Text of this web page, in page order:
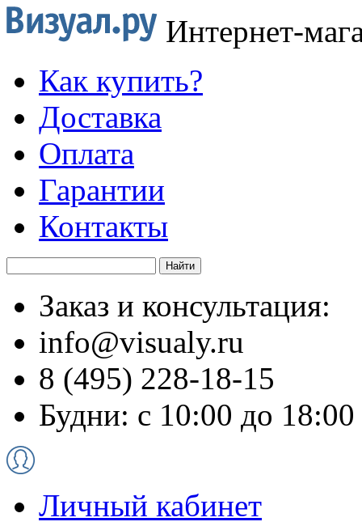
Интернет-
Как купить?
Доставка
Оплата
Гарантии
Контакты
Заказ и консультация:
info@visualy.ru
8 (495) 228-18-15
Будни: с 10:00 до 18:00
Личный кабинет